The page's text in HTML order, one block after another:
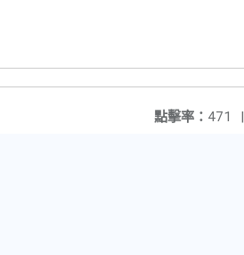
點擊率： 471 |